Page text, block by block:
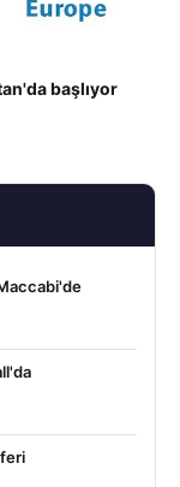
başlıyor